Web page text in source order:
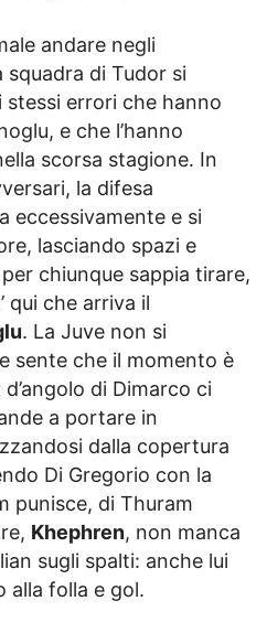
andare negli
di Tudor si
errori che hanno
e che l’hanno
scorsa stagione. In
la difesa
eccessivamente e si
lasciando spazi e
chiunque sappia tirare,
qui che arriva il
. La Juve non si
sente che il momento è
di Dimarco ci
a portare in
dalla copertura
Di Gregorio con la
punisce, di Thuram
Khephren, non manca
sugli spalti: anche lui
alla folla e gol.